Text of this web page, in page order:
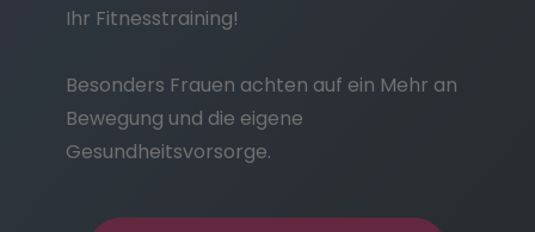
Ihr Fitnesstraining!
Besonders Frauen achten auf ein Mehr an
Bewegung und die eigene
Gesundheitsvorsorge.